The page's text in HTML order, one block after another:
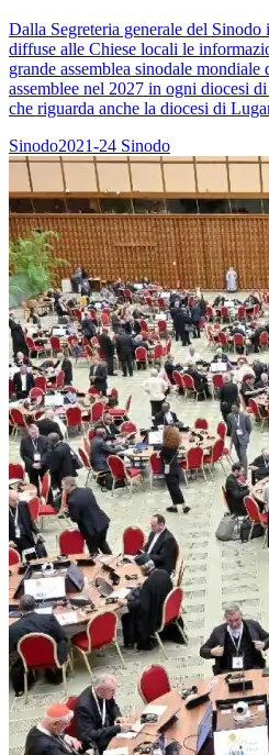
Dalla Segreteria generale del
diffuse alle Chiese locali le
grande assemblea sinodale mondiale
assemblee nel 2027 in ogni diocesi
che riguarda anche la diocesi di
Sinodo2021-24 Sinodo